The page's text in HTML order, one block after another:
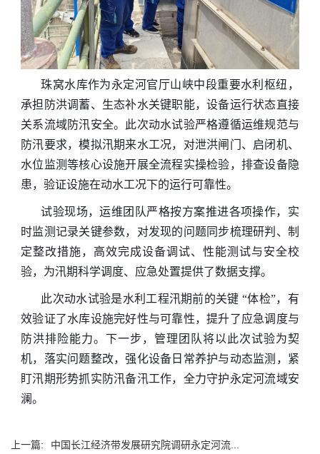
珠窝水库作为永定河官厅山峡中段重要水利枢纽，
承担防洪调蓄、生态补水关键职能，设备运行状态直接
关系流域防汛安全。此次动水试验严格遵循运维规范与
防汛要求，模拟汛期来水工况，对泄洪闸门、启闭机、
水位监测等核心设施开展全流程实操检验，排查设备隐
患，验证设施在动水工况下的运行可靠性。
试验现场，运维团队严格按方案推进各项操作，实
时监测记录关键参数，对发现的问题同步梳理研判、制
定整改措施，高效完成设备调试、性能测试与安全校
验，为汛期科学调度、应急处置提供了数据支撑。
此次动水试验是水利工程汛期前的关键 “体检”，有
效验证了水库设施完好性与可靠性，提升了应急调度与
防洪排险能力。下一步，管理团队将以此次试验为契
机，落实问题整改，强化设备日常养护与动态监测，紧
盯汛期形势抓实防汛备汛工作，全力守护永定河流域安
澜。
上一篇:
中国长江经济带发展研究院调研永定河流...